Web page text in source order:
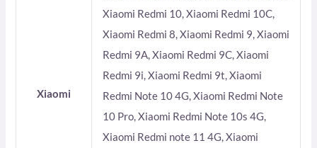
Xiaomi
Xiaomi Redmi 10, Xiaomi Redmi 10C,
Xiaomi Redmi 8, Xiaomi Redmi 9, Xiaomi
Redmi 9A, Xiaomi Redmi 9C, Xiaomi
Redmi 9i, Xiaomi Redmi 9t, Xiaomi
Redmi Note 10 4G, Xiaomi Redmi Note
10 Pro, Xiaomi Redmi Note 10s 4G,
Xiaomi Redmi note 11 4G, Xiaomi